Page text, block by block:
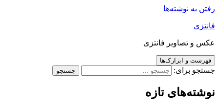
رفتن به نوشته‌ها
فانتزی
عکس و تصاویر فانتزی
فهرست و ابزارک‌ها
جستجو برای:
نوشته‌های تازه